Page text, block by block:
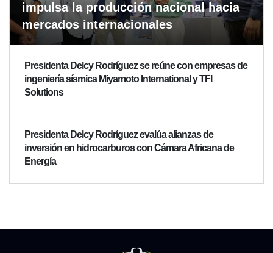
impulsa la producción nacional hacia
mercados internacionales
Presidenta Delcy Rodríguez se reúne con empresas de
ingeniería sísmica Miyamoto International y TFI
Solutions
Presidenta Delcy Rodríguez evalúa alianzas de
inversión en hidrocarburos con Cámara Africana de
Energía